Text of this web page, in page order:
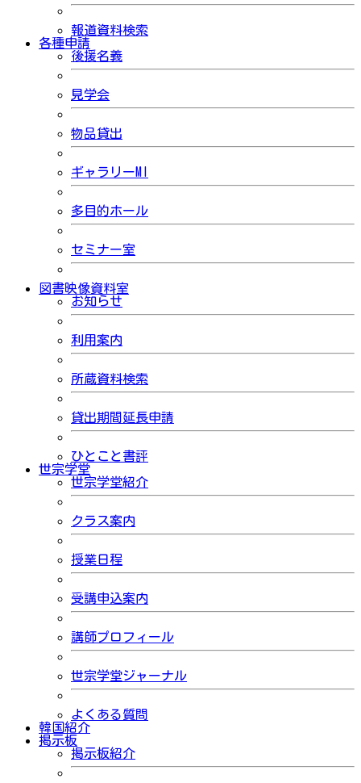
報道資料検索
各種申請
後援名義
見学会
物品貸出
ギャラリーMI
多目的ホール
セミナー室
図書映像資料室
お知らせ
利用案内
所蔵資料検索
貸出期間延長申請
ひとこと書評
世宗学堂
世宗学堂紹介
クラス案内
授業日程
受講申込案内
講師プロフィール
世宗学堂ジャーナル
よくある質問
韓国紹介
掲示板
掲示板紹介